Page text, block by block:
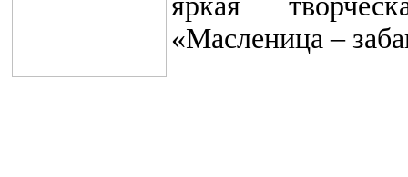
«Масленица –